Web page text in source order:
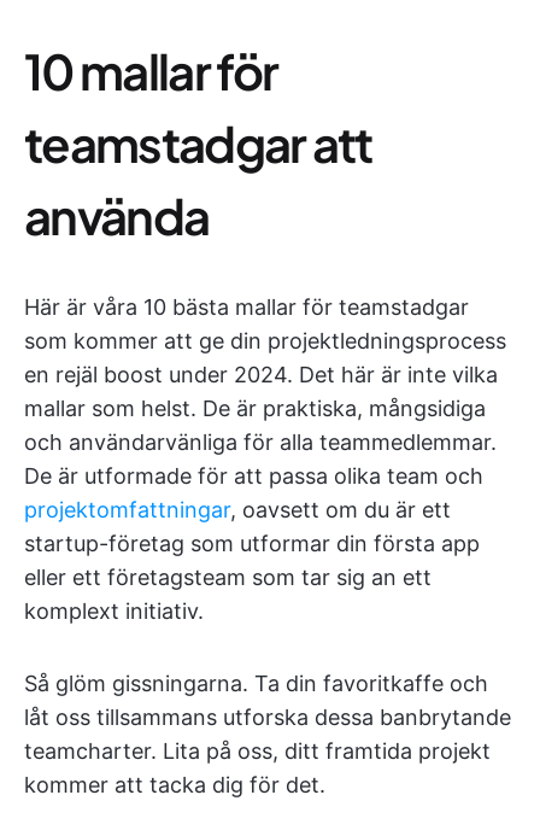
10 mallar för
teamstadgar att
använda
Här är våra 10 bästa mallar för teamstadgar
som kommer att ge din projektledningsprocess
en rejäl boost under 2024. Det här är inte vilka
mallar som helst. De är praktiska, mångsidiga
och användarvänliga för alla teammedlemmar.
De är utformade för att passa olika team och
projektomfattningar, oavsett om du är ett
startup-företag som utformar din första app
eller ett företagsteam som tar sig an ett
komplext initiativ.
Så glöm gissningarna. Ta din favoritkaffe och
låt oss tillsammans utforska dessa banbrytande
teamcharter. Lita på oss, ditt framtida projekt
kommer att tacka dig för det.